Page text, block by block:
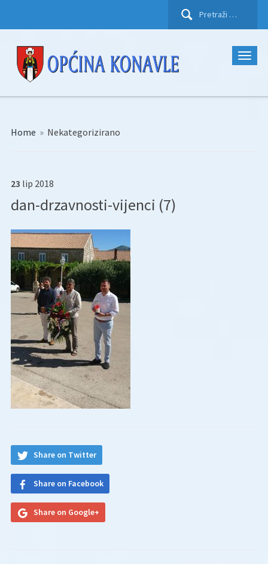
Pretraži:
Home » Nekategorizirano
23 lip 2018
dan-drzavnosti-vijenci (7)
Share on Twitter
Share on Facebook
Share on Google+